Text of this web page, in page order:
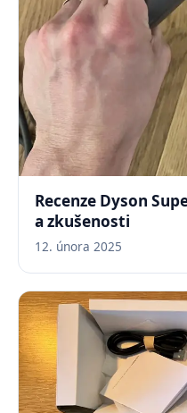
Recenze Dyson
a zkušenosti
12. února 2025